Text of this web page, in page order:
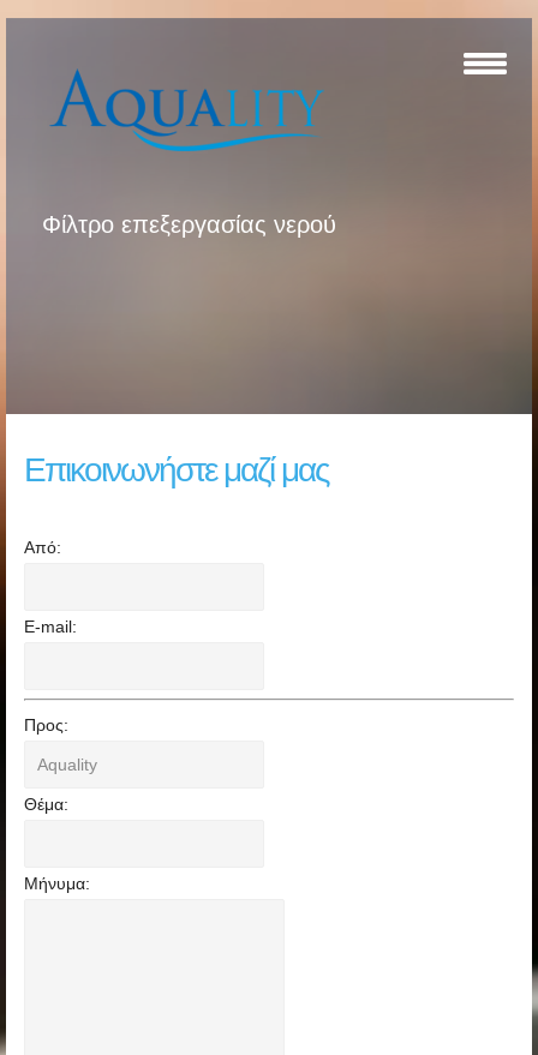
Φίλτρο επεξεργασίας νερού
Επικοινωνήστε μαζί μας
Από:
E-mail:
Προς:
Θέμα:
Μήνυμα: